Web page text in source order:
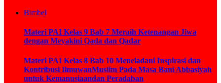
Bimbel
Materi PAI Kelas 9 Bab 7 Meraih Ketenangan Jiwa
dengan Meyakini Qada dan Qadar
Materi PAI Kelas 8 Bab 10 Meneladani Inspirasi dan
Kontribusi IlmuwanMuslim Pada Masa Bani Abbasiyah
untuk Kemanusiaandan Peradaban